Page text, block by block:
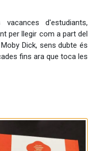
d'estudiants,
per llegir com a part del
Dick, sens dubte és
fins ara que toca les